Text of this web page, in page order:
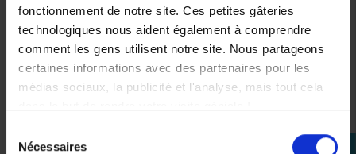
fonctionnement de notre site. Ces petites gâteries
technologiques nous aident également à comprendre
comment les gens utilisent notre site. Nous partageons
certaines informations avec des partenaires pour les
médias sociaux, la publicité et l'analyse, mais tout cela
Nécessaires
49,00 €
34,30 €
62/68